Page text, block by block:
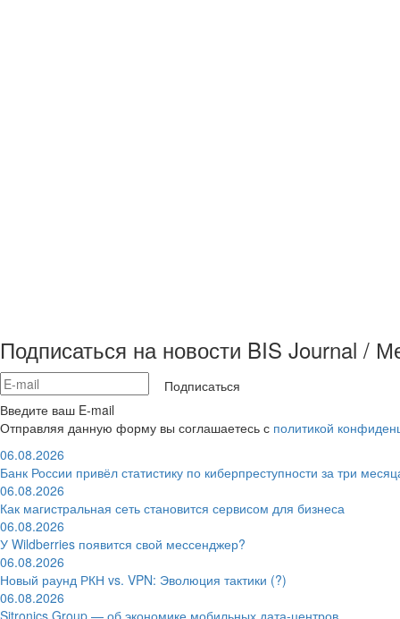
Подписаться на новости BIS Journal /
Подписаться
Введите ваш E-mail
Отправляя данную форму вы соглашаетесь с политикой
06.08.2026
Банк России привёл статистику по киберпреступности за три
06.08.2026
Как магистральная сеть становится сервисом для бизнеса
06.08.2026
У Wildberries появится свой мессенджер?
06.08.2026
Новый раунд РКН vs. VPN: Эволюция тактики (?)
06.08.2026